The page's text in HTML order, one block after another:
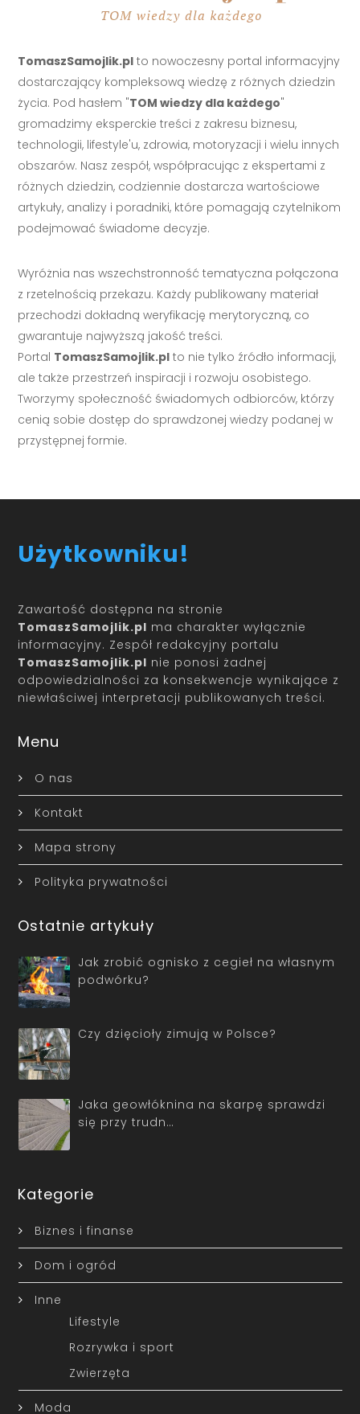
TomaszSamojlik.pl to nowoczesny portal informacyjny
dostarczający kompleksową wiedzę z różnych dziedzin
życia. Pod hasłem "TOM wiedzy dla każdego"
gromadzimy eksperckie treści z zakresu biznesu,
technologii, lifestyle'u, zdrowia, motoryzacji i wielu innych
obszarów. Nasz zespół, współpracując z ekspertami z
różnych dziedzin, codziennie dostarcza wartościowe
artykuły, analizy i poradniki, które pomagają czytelnikom
podejmować świadome decyzje.
Wyróżnia nas wszechstronność tematyczna połączona
z rzetelnością przekazu. Każdy publikowany materiał
przechodzi dokładną weryfikację merytoryczną, co
gwarantuje najwyższą jakość treści.
Portal TomaszSamojlik.pl to nie tylko źródło informacji,
ale także przestrzeń inspiracji i rozwoju osobistego.
Tworzymy społeczność świadomych odbiorców, którzy
cenią sobie dostęp do sprawdzonej wiedzy podanej w
przystępnej formie.
Użytkowniku!
Zawartość dostępna na stronie
TomaszSamojlik.pl ma charakter wyłącznie
informacyjny. Zespół redakcyjny portalu
TomaszSamojlik.pl nie ponosi żadnej
odpowiedzialności za konsekwencje wynikające z
niewłaściwej interpretacji publikowanych treści.
Menu
O nas
Kontakt
Mapa strony
Polityka prywatności
Ostatnie artykuły
Jak zrobić ognisko z cegieł na własnym
podwórku?
Czy dzięcioły zimują w Polsce?
Jaka geowłóknina na skarpę sprawdzi
się przy trudn…
Kategorie
Biznes i finanse
Dom i ogród
Inne
Lifestyle
Rozrywka i sport
Zwierzęta
Moda